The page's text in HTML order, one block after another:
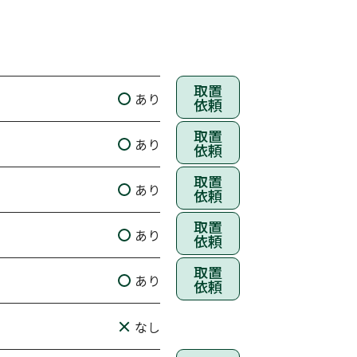
あり 取置
依頼
あり 取置
依頼
あり 取置
依頼
あり 取置
依頼
あり 取置
依頼
なし